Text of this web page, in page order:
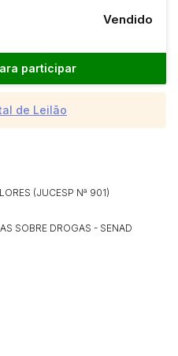
Vendido
participar
de Leilão
(JUCESP Nª 901)
SOBRE DROGAS - SENAD